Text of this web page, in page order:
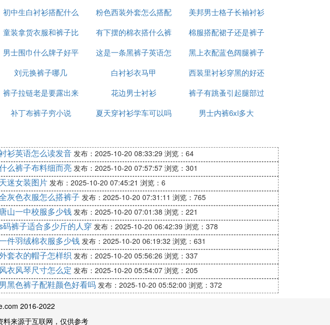
好看
初中生白衬衫搭配什么
外套
粉色西装外套怎么搭配
裤子鞋子
美邦男士格子长袖衬衫
童装拿货衣服和裤子比
例是多少
有下摆的棉衣搭什么裤
子或裙子
棉服搭配裙子还是裤子
好看
男士围巾什么牌子好平
价
这是一条黑裤子英语怎
么说
黑上衣配蓝色阔腿裤子
好看吗
刘元换裤子哪几 白衬衫衣马甲
西装里衬衫穿黑的好还
是白的
裤子拉链老是要露出来 花边男士衬衫
裤子有跳蚤引起腿部过
敏
补丁布裤子穷小说 夏天穿衬衫学车可以吗 男士内裤6xl多大
衫英语怎么读发音 发布：2025-10-20 08:33:29 浏览：64
么裤子布料细而亮 发布：2025-10-20 07:57:57 浏览：301
天迷女装图片 发布：2025-10-20 07:45:21 浏览：6
灰色衣服怎么搭裤子 发布：2025-10-20 07:31:11 浏览：765
唐山一中校服多少钱 发布：2025-10-20 07:01:38 浏览：221
码裤子适合多少斤的人穿 发布：2025-10-20 06:42:39 浏览：378
件羽绒棉衣服多少钱 发布：2025-10-20 06:19:32 浏览：631
套衣的帽子怎样织 发布：2025-10-20 05:56:26 浏览：337
风衣风琴尺寸怎么定 发布：2025-10-20 05:54:07 浏览：205
男黑色裤子配鞋颜色好看吗 发布：2025-10-20 05:52:00 浏览：372
2016-2022
来源于互联网，仅供参考